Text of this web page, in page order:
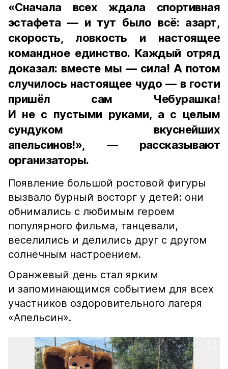
«Сначала всех ждала спортивная
эстафета — и тут было всё: азарт,
скорость, ловкость и настоящее
командное единство. Каждый отряд
доказал: вместе мы — сила! А потом
случилось настоящее чудо — в гости
пришёл сам Чебурашка!
И не с пустыми руками, а с целым
сундуком вкуснейших
апельсинов!», — рассказывают
организаторы.
Появление большой ростовой фигуры
вызвало бурный восторг у детей: они
обнимались с любимым героем
популярного фильма, танцевали,
веселились и делились друг с другом
солнечным настроением.
Оранжевый день стал ярким
и запоминающимся событием для всех
участников оздоровительного лагеря
«Апельсин».